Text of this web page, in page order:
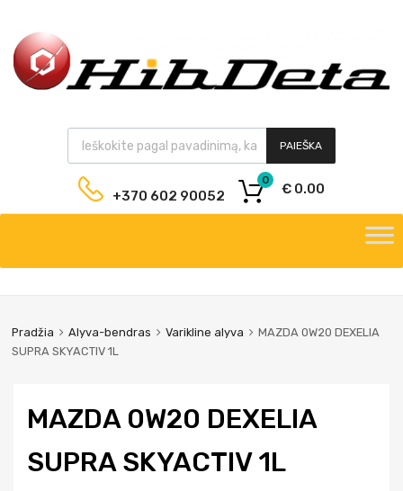
PAIEŠKA
+370 602 90052 € 0.00
0
Pradžia Alyva-bendras Varikline alyva
MAZDA 0W20 DEXELIA
SUPRA SKYACTIV 1L
MAZDA 0W20 DEXELIA
SUPRA SKYACTIV 1L